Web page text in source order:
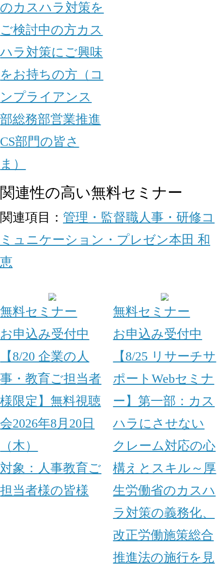
のカスハラ対策を
ご検討中の方カス
ハラ対策にご興味
をお持ちの方（コ
ンプライアンス
部総務部営業推進
CS部門の皆さ
ま）
関連性の高い無料セミナー
関連項目： 管理・監督職人事・研修コ
ミュニケーション・プレゼン本田 和
恵
無料セミナー
お申込み受付中
【8/20 企業の人
事・教育ご担当者
様限定】無料視聴
会2026年8月20日
（木）
対象： 人事教育ご
担当者様の皆様
無料セミナー
お申込み受付中
【8/25 リサーチサ
ポートWebセミナ
ー】第一部：カス
ハラにさせない
クレーム対応の心
構えとスキル～厚
生労働省のカスハ
ラ対策の義務化、
改正労働施策総合
推進法の施行を見